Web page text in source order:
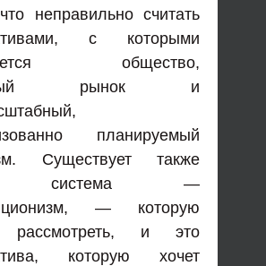
неправильно считать
с которыми
общество,
рынок и
планируемый
Существует также
система —
— которую
рассмотреть, и это
которую хочет